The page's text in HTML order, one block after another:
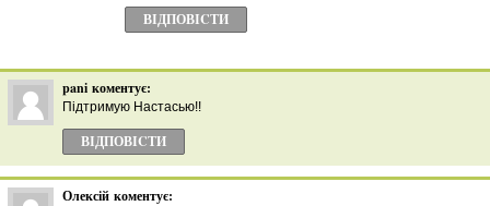
ВІДПОВІCТИ
pani коментує:
Підтримую Настасью!!
ВІДПОВІCТИ
Олексій коментує: